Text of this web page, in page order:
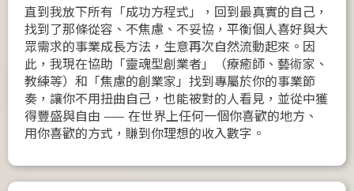
直到我放下所有「成功方程式」，回到最真實的自己，
找到了那條從容、不焦慮、不妥協，平衡個人喜好與大
眾需求的事業成長方法，生意再次自然流動起來。因
此，我現在協助「靈魂型創業者」（療癒師、藝術家、
教練等）和「焦慮的創業家」找到專屬於你的事業節
奏，讓你不用扭曲自己，也能被對的人看見，並從中獲
得豐盛與自由 —— 在世界上任何一個你喜歡的地方、
用你喜歡的方式，賺到你理想的收入數字。